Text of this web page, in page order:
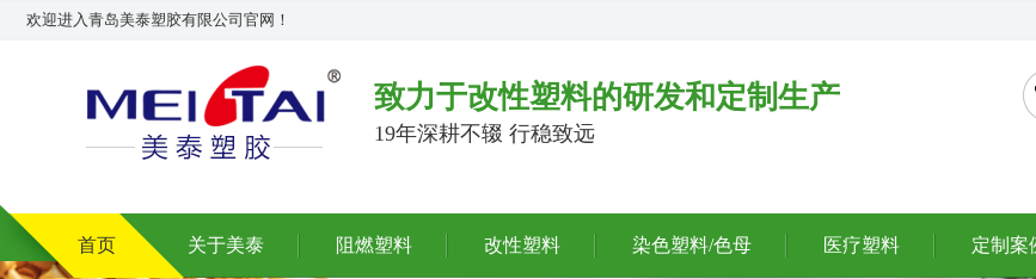
欢迎进入青岛美泰塑胶有限公司官网！
致力于改性塑料的研发和定制生产
19年深耕不辍 行稳致远
首页 关于美泰 阻燃塑料 改性塑料 染色塑料/色母 医疗塑料 定制案